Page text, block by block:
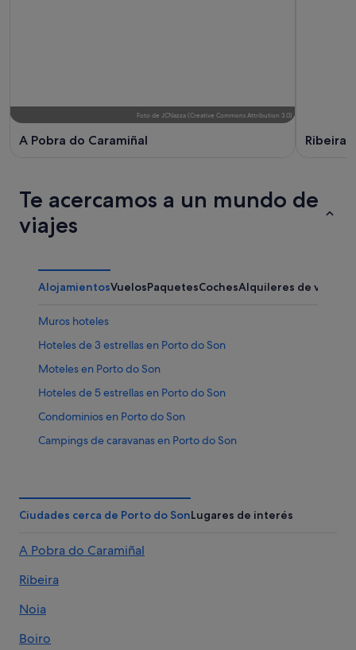
Foto de JCNazza (Creative Commons Attribution 3.0)
A Pobra do Caramiñal Ribeira
Te acercamos a un mundo de
viajes
AlojamientosVuelosPaquetesCochesAlquileres de
Muros hoteles
Hoteles de 3 estrellas en Porto do Son
Moteles en Porto do Son
Hoteles de 5 estrellas en Porto do Son
Condominios en Porto do Son
Campings de caravanas en Porto do Son
Casas de huéspedes en Porto do Son
Hoteles con piscina en Muros
Villas en Porto do Son
Albergues en Barona
Ciudades cerca de Porto do SonLugares de interés
A Pobra do Caramiñal
Ribeira
Noia
Boiro